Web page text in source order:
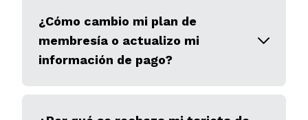
¿Cómo cambio mi plan de
membresía o actualizo mi
información de pago?